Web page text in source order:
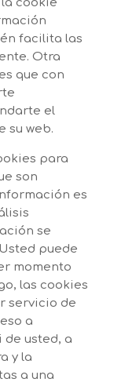
cookie
facilita las
Otra
que con
el
su web.
para
son
es
se
puede
momento
las cookies
servicio de
a
usted, a
y la
a una